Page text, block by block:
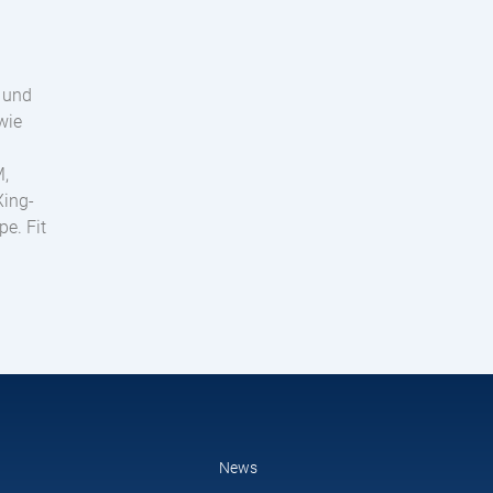
Fit
News